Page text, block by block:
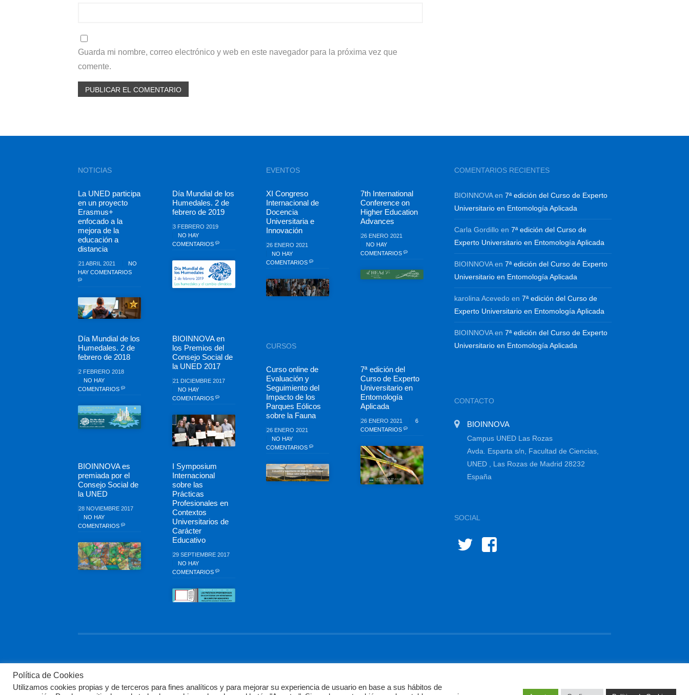
Guarda mi nombre, correo electrónico y web en este navegador para la próxima vez que
comente.
NOTICIAS
La UNED participa
en un proyecto
Erasmus+
enfocado a la
mejora de la
educación a
distancia
21 ABRIL 2021
NO
HAY COMENTARIOS
Día Mundial de los
Humedales. 2 de
febrero de 2019
3 FEBRERO 2019
NO HAY
COMENTARIOS
Día Mundial de los
Humedales. 2 de
febrero de 2018
2 FEBRERO 2018
NO HAY
COMENTARIOS
BIOINNOVA en
los Premios del
Consejo Social de
la UNED 2017
21 DICIEMBRE 2017
NO HAY
COMENTARIOS
BIOINNOVA es
premiada por el
Consejo Social de
la UNED
28 NOVIEMBRE 2017
NO HAY
COMENTARIOS
I Symposium
Internacional
sobre las
Prácticas
Profesionales en
Contextos
Universitarios de
Carácter
Educativo
29 SEPTIEMBRE 2017
NO HAY
COMENTARIOS
EVENTOS
XI Congreso
Internacional de
Docencia
Universitaria e
Innovación
26 ENERO 2021
NO HAY
COMENTARIOS
7th International
Conference on
Higher Education
Advances
26 ENERO 2021
NO HAY
COMENTARIOS
CURSOS
Curso online de
Evaluación y
Seguimiento del
Impacto de los
Parques Eólicos
sobre la Fauna
26 ENERO 2021
NO HAY
COMENTARIOS
7ª edición del
Curso de Experto
Universitario en
Entomología
Aplicada
26 ENERO 2021
6
COMENTARIOS
COMENTARIOS RECIENTES
BIOINNOVAen7ª edición del Curso de Experto
Universitario en Entomología Aplicada
Carla Gordillo en7ª edición del Curso de
Experto Universitario en Entomología Aplicada
BIOINNOVAen7ª edición del Curso de Experto
Universitario en Entomología Aplicada
karolina Acevedo en7ª edición del Curso de
Experto Universitario en Entomología Aplicada
BIOINNOVAen7ª edición del Curso de Experto
Universitario en Entomología Aplicada
CONTACTO
BIOINNOVA
Campus UNED Las Rozas
Avda. Esparta s/n, Facultad de Ciencias,
UNED , Las Rozas de Madrid 28232
España
SOCIAL
Aviso Legal Política de Privacidad Política de Cookies Área Privada
Política de Cookies
Utilizamos cookies propias y de terceros para fines analíticos y para mejorar su experiencia de usuario en base a sus hábitos de